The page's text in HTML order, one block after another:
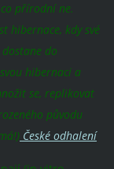
přírodní ne.
hibernace, kdy své
do
hibernaci a
se, replikovat
původu
České odhalení